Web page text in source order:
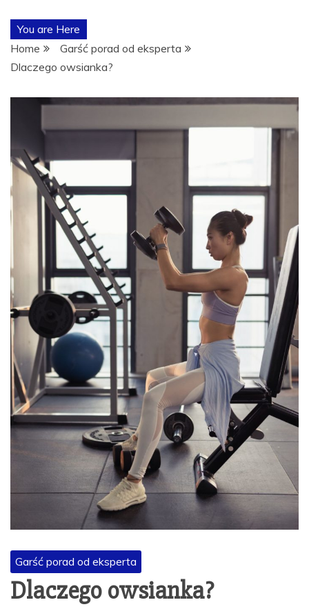
TEMATYCE
TRENINGÓW,
ODŻYWEK I
You are Here
Home
Garść porad od eksperta
Dlaczego owsianka?
Garść porad od eksperta
Dlaczego owsianka?